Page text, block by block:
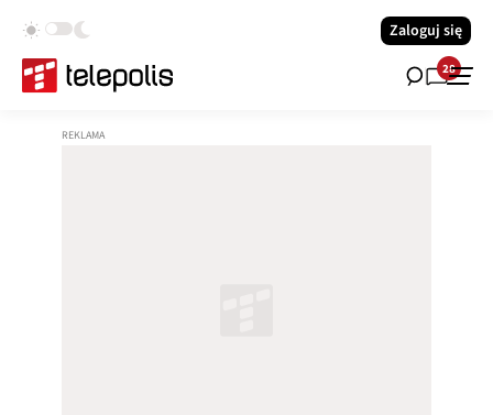
Zaloguj się
28